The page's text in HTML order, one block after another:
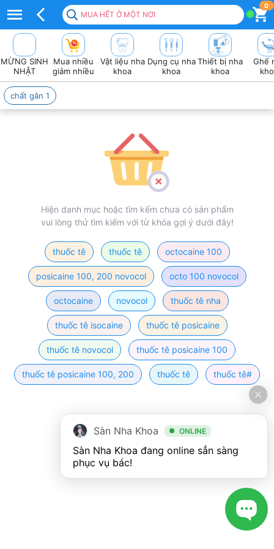
MUA HẾT Ở MỘT NƠI
0
thuốc
tê
octocaine
novocol
nha
khoa
MỪNG SINH
NHẬT
Mua nhiều
giảm nhiều
Vật liệu nha
khoa
Dụng cụ nha
khoa
Thiết bị nha
khoa
Ghế
chất gắn 1
Hiện danh mục hoặc tìm kếm chưa có sản phẩm
vui lòng thử tìm kiếm với từ khóa gợi ý dưới đây!
thuốc tê thuốc tê octocaine 100
posicaine 100, 200 novocol octo 100 novocol
octocaine novocol thuốc tê nha
thuốc tê isocaine thuốc tê posicaine
thuốc tê novocol thuốc tê posicaine 100
thuốc tê posicaine 100, 200 thuốc tê thuốc tê#
Sàn Nha Khoa ONLINE
Sàn Nha Khoa đang online sẳn sàng
phục vụ bác!